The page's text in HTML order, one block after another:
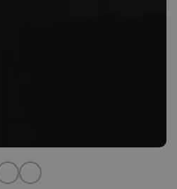
Sets besteht aus 100%
Füllmaterial der Auflage aus